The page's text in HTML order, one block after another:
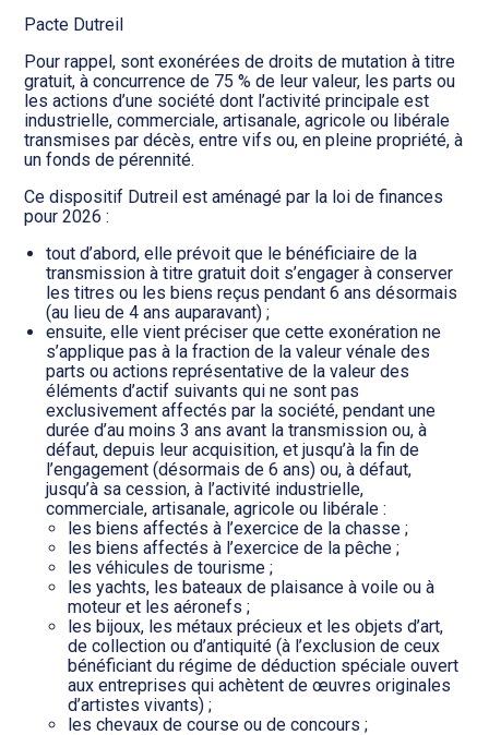
Pacte Dutreil
Pour rappel, sont exonérées de droits de mutation à titre
gratuit, à concurrence de 75 % de leur valeur, les parts ou
les actions d’une société dont l’activité principale est
industrielle, commerciale, artisanale, agricole ou libérale
transmises par décès, entre vifs ou, en pleine propriété, à
un fonds de pérennité.
Ce dispositif Dutreil est aménagé par la loi de finances
pour 2026 :
tout d’abord, elle prévoit que le bénéficiaire de la
transmission à titre gratuit doit s’engager à conserver
les titres ou les biens reçus pendant 6 ans désormais
(au lieu de 4 ans auparavant) ;
ensuite, elle vient préciser que cette exonération ne
s’applique pas à la fraction de la valeur vénale des
parts ou actions représentative de la valeur des
éléments d’actif suivants qui ne sont pas
exclusivement affectés par la société, pendant une
durée d’au moins 3 ans avant la transmission ou, à
défaut, depuis leur acquisition, et jusqu’à la fin de
l’engagement (désormais de 6 ans) ou, à défaut,
jusqu’à sa cession, à l’activité industrielle,
commerciale, artisanale, agricole ou libérale :
les biens affectés à l’exercice de la chasse ;
les biens affectés à l’exercice de la pêche ;
les véhicules de tourisme ;
les yachts, les bateaux de plaisance à voile ou à
moteur et les aéronefs ;
les bijoux, les métaux précieux et les objets d’art,
de collection ou d’antiquité (à l’exclusion de ceux
bénéficiant du régime de déduction spéciale ouvert
aux entreprises qui achètent de œuvres originales
d’artistes vivants) ;
les chevaux de course ou de concours ;